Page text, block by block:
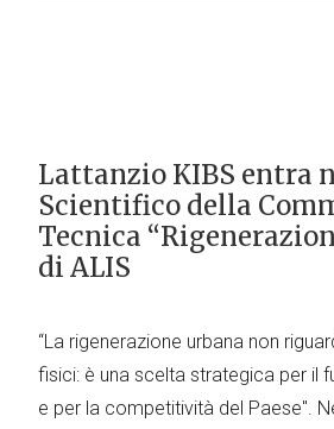
Lattanzio KIBS entra
Scientifico della
Tecnica
di ALIS
“La rigenerazione urbana non
fisici: è una scelta strategica per il
e per la competitività del Paese".